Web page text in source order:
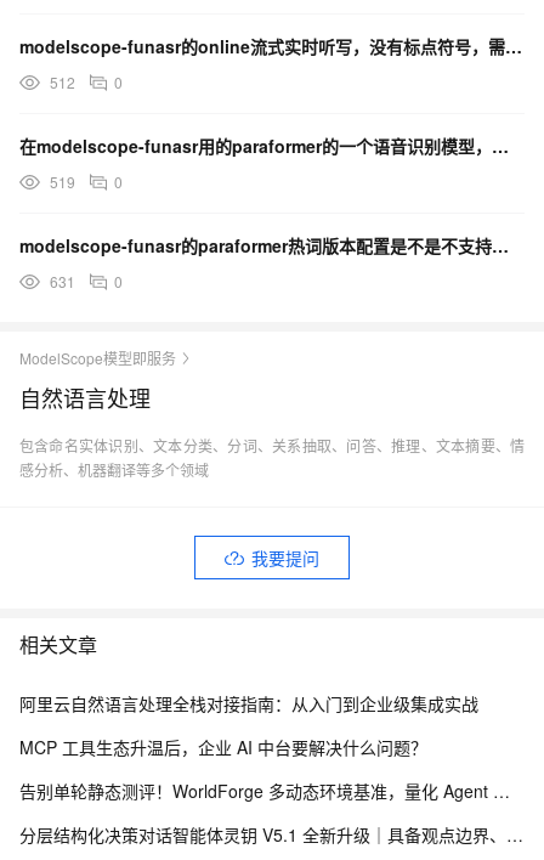
modelscope-funasr的online流式实时听写，没有标点符号，需要如何设置？
512 0
在modelscope-funasr用的paraformer的一个语音识别模型，怎么加上热词？
519 0
modelscope-funasr的paraformer热词版本配置是不是不支持添加权重？
631 0
ModelScope模型即服务
自然语言处理
包含命名实体识别、文本分类、分词、关系抽取、问答、推理、文本摘要、情
感分析、机器翻译等多个领域
我要提问
相关文章
阿里云自然语言处理全栈对接指南：从入门到企业级集成实战
MCP 工具生态升温后，企业 AI 中台要解决什么问题？
告别单轮静态测评！WorldForge 多动态环境基准，量化 Agent 组件协同能力
分层结构化决策对话智能体灵钥 V5.1 全新升级｜具备观点边界、关系感知的深度思辨 Agent，配套线上 Demo 与真实用户数据采集方案